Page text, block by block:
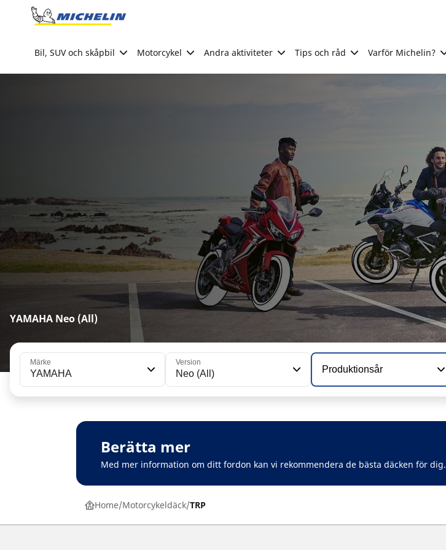
Go to page content
Bil, SUV och skåpbil Motorcykel Andra aktiviteter Tips och råd Varför Michelin?
YAMAHA Neo (All)
Märke
YAMAHA
Version
Neo (All) Produktionsår
Berätta mer
Med mer information om ditt fordon kan vi rekommendera de bästa däcken för dig.
Home Motorcykeldäck TRP